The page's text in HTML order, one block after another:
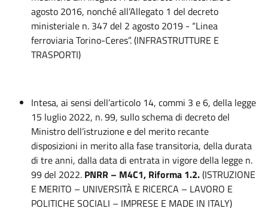
agosto 2016, nonché all’Allegato 1 del decreto
ministeriale n. 347 del 2 agosto 2019 - “Linea
ferroviaria Torino-Ceres”. (INFRASTRUTTURE E
TRASPORTI)
Intesa, ai sensi dell’articolo 14, commi 3 e 6, della legge
15 luglio 2022, n. 99, sullo schema di decreto del
Ministro dell’istruzione e del merito recante
disposizioni in merito alla fase transitoria, della durata
di tre anni, dalla data di entrata in vigore della legge n.
99 del 2022. PNRR – M4C1, Riforma 1.2.(ISTRUZIONE
E MERITO – UNIVERSITÀ E RICERCA – LAVORO E
POLITICHE SOCIALI – IMPRESE E MADE IN ITALY)